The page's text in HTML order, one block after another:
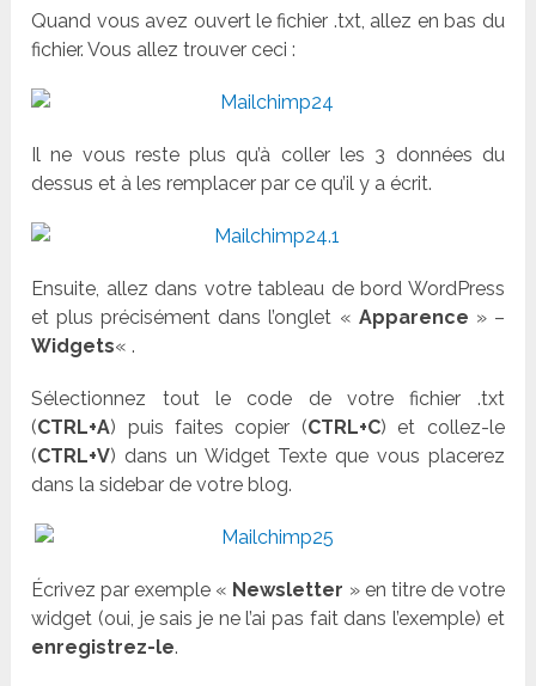
Quand vous avez ouvert le fichier .txt, allez en bas du
fichier. Vous allez trouver ceci :
Il ne vous reste plus qu’à coller les 3 données du
dessus et à les remplacer par ce qu’il y a écrit.
Ensuite, allez dans votre tableau de bord WordPress
et plus précisément dans l’onglet « Apparence » –
Widgets« .
Sélectionnez tout le code de votre fichier .txt
(CTRL+A) puis faites copier (CTRL+C) et collez-le
(CTRL+V) dans un Widget Texte que vous placerez
dans la sidebar de votre blog.
Écrivez par exemple « Newsletter » en titre de votre
widget (oui, je sais je ne l’ai pas fait dans l’exemple) et
enregistrez-le.